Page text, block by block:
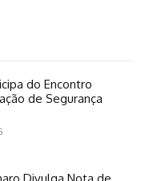
do Encontro
de Segurança